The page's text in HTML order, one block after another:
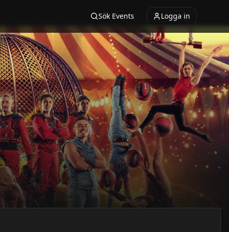
Sök Events Logga in